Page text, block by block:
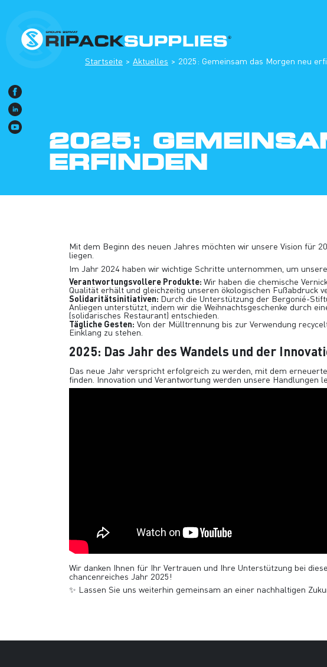
Startseite Aktuelles 2025: Gemeinsam das Morgen neu
2025:
ERFINDEN
Mit dem Beginn des neuen Jahres möchten wir unsere Vision für
liegen.
Im Jahr 2024 haben wir wichtige Schritte unternommen, um
Verantwortungsvollere Produkte: Wir haben die chemische
Qualität erhält und gleichzeitig unseren ökologischen Fußabdruck
Solidaritätsinitiativen: Durch die Unterstützung der Bergonié-
Anliegen unterstützt, indem wir die Weihnachtsgeschenke durch
(solidarisches Restaurant) entschieden.
Tägliche Gesten: Von der Mülltrennung bis zur Verwendung
Einklang zu stehen.
2025: Das Jahr des Wandels und der
Das neue Jahr verspricht erfolgreich zu werden, mit dem
finden. Innovation und Verantwortung werden unsere Handlungen
Wir danken Ihnen für Ihr Vertrauen und Ihre Unterstützung bei
chancenreiches Jahr 2025!
✨ Lassen Sie uns weiterhin gemeinsam an einer nachhaltigen